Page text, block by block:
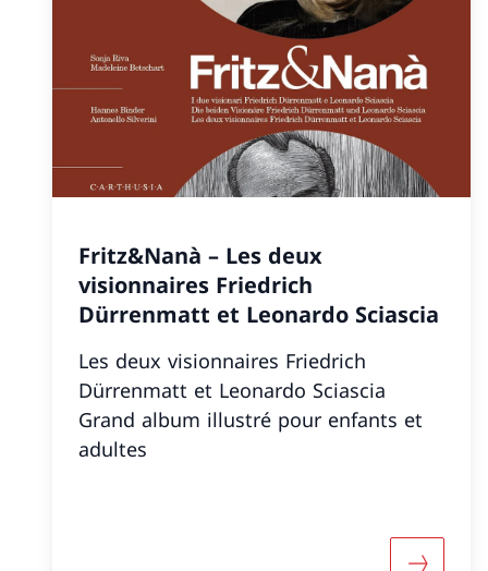
Fritz&Nanà – Les deux
visionnaires Friedrich
Dürrenmatt et Leonardo Sciascia
Les deux visionnaires Friedrich
Dürrenmatt et Leonardo Sciascia
Grand album illustré pour enfants et
adultes